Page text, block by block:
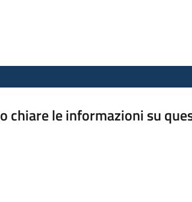
chiare le informazioni su